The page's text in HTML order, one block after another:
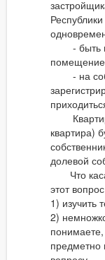
- быть
- на
квартира)
долевой
Что
этот
1) изучить
2)
понимаете,
предметно